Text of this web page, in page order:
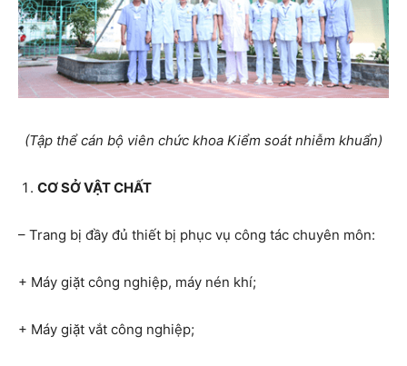
(Tập thể cán bộ viên chức khoa Kiểm soát nhiễm khuẩn)
CƠ SỞ VẬT CHẤT
– Trang bị đầy đủ thiết bị phục vụ công tác chuyên môn:
+ Máy giặt công nghiệp, máy nén khí;
+ Máy giặt vắt công nghiệp;